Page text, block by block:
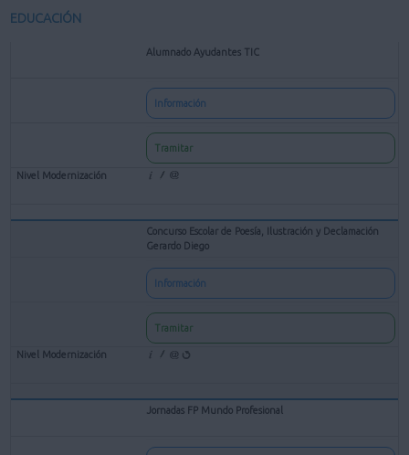
EDUCACIÓN
Alumnado Ayudantes TIC
Información
Tramitar
Concurso Escolar de Poesía, Ilustración y Declamación
Gerardo Diego
Información
Tramitar
Jornadas FP Mundo Profesional